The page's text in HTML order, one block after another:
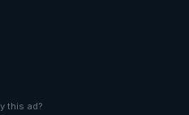
this ad?